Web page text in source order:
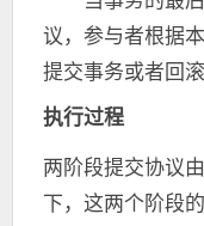
议，参与者根据
提交事务或者回滚
执行过程
两阶段提交协议
下，这两个阶段